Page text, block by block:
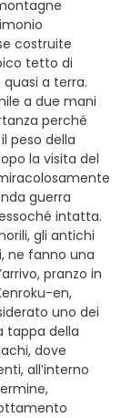
costruite
tetto di
a terra.
a due mani
perché
peso della
la visita del
guerra
intatta.
gli antichi
ne fanno una
pranzo in
en,
uno dei
tappa della
dove
all’interno